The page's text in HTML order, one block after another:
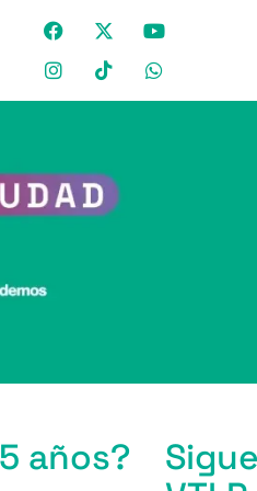
años?